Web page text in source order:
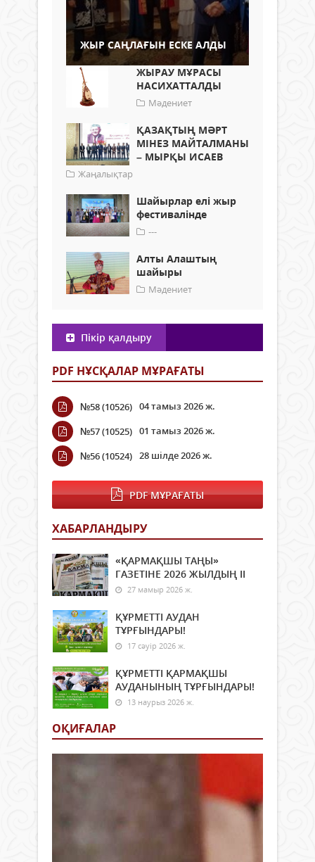
ЖЫР САҢЛАҒЫН ЕСКЕ АЛДЫ
ЖЫРАУ МҰРАСЫ
НАСИХАТТАЛДЫ
Мәдениет
ҚАЗАҚТЫҢ МӘРТ
МІНЕЗ МАЙТАЛМАНЫ
– МЫРҚЫ ИСАЕВ
Жаңалықтар
Шайырлар елі жыр
фестивалінде
---
Алты Алаштың
шайыры
Мәдениет
Пікір қалдыру
PDF НҰСҚАЛАР МҰРАҒАТЫ
№58 (10526) 04 тамыз 2026 ж.
№57 (10525) 01 тамыз 2026 ж.
№56 (10524) 28 шілде 2026 ж.
PDF МҰРАҒАТЫ
ХАБАРЛАНДЫРУ
«ҚАРМАҚШЫ ТАҢЫ»
ГАЗЕТІНЕ 2026 ЖЫЛДЫҢ ІI
27 мамыр 2026 ж.
ҚҰРМЕТТІ АУДАН
ТҰРҒЫНДАРЫ!
17 сәуір 2026 ж.
ҚҰРМЕТТІ ҚАРМАҚШЫ
АУДАНЫНЫҢ ТҰРҒЫНДАРЫ!
13 наурыз 2026 ж.
ОҚИҒАЛАР